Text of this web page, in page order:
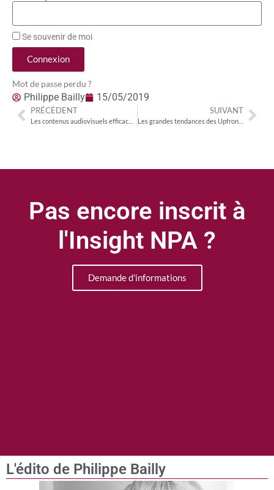
Se souvenir de moi
Connexion
Mot de passe perdu ?
Philippe Bailly 15/05/2019
PRÉCÉDENT SUIVANT
Les grandes tendances des Upfronts 2019
Pas encore inscrit à
l'Insight NPA ?
Demande d'informations
L'édito de Philippe Bailly